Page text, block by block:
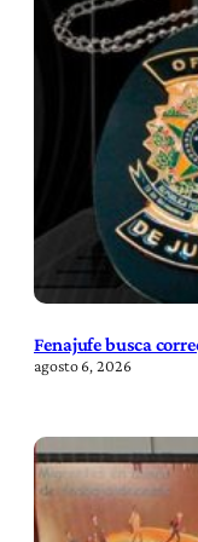
Fenajufe busca
agosto 6, 2026